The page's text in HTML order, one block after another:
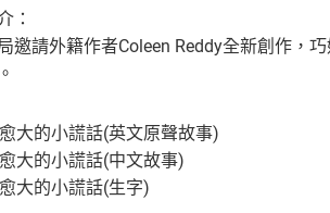
：
邀請外籍作者Coleen Reddy全新創作，
大的小謊話(英文原聲故事)
大的小謊話(中文故事)
大的小謊話(生字)